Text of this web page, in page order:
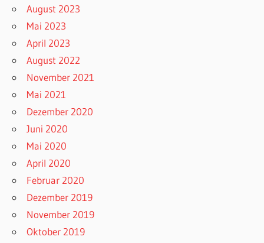
August 2023
Mai 2023
April 2023
August 2022
November 2021
Mai 2021
Dezember 2020
Juni 2020
Mai 2020
April 2020
Februar 2020
Dezember 2019
November 2019
Oktober 2019